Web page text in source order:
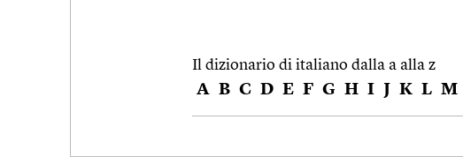
Il dizionario di italiano dalla a alla z
A B C D E F G H I J K L M